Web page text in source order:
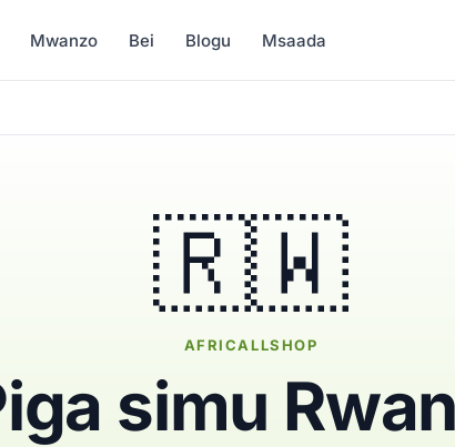
Mwanzo Bei Blogu Msaada
🇷🇼
AFRICALLSHOP
simu